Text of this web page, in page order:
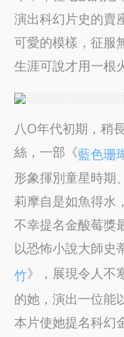
演出科幻片史的賣
可愛的模樣，征服
生涯可說才用一根
八O年代初期，稍
絲，一部《藍色珊
形象揮別童星時期
莉摩自是如魚得水
不幸提名金酸莓獎
以恐怖小說大師史
竹》，展現令人不
的她，演出一位能
本片使她提名科幻